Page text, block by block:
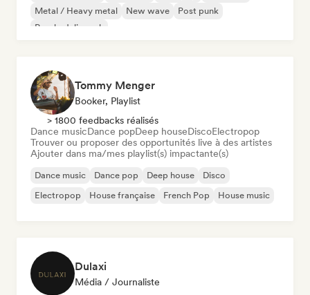
Metal / Heavy metal
New wave
Post punk
Psychedelic rock
Tommy Menger
Booker, Playlist
> 1800 feedbacks réalisés
Dance musicDance popDeep houseDiscoElectropop
Trouver ou proposer des opportunités live à des artistes
Ajouter dans ma/mes playlist(s) impactante(s)
Dance music Dance pop Deep house
Disco
Electropop
House française French Pop House music
Dulaxi
Média / Journaliste